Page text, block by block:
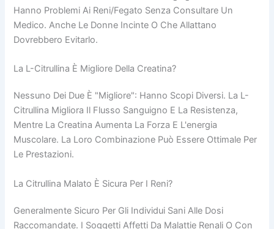
Hanno Problemi Ai Reni/fegato Senza Consultare Un
Medico. Anche Le Donne Incinte O Che Allattano
Dovrebbero Evitarlo.
La L-Citrullina È Migliore Della Creatina?
Nessuno Dei Due È "migliore": Hanno Scopi Diversi. La L-
Citrullina Migliora Il Flusso Sanguigno E La Resistenza,
Mentre La Creatina Aumenta La Forza E L'energia
Muscolare. La Loro Combinazione Può Essere Ottimale Per
Le Prestazioni.
La Citrullina Malato È Sicura Per I Reni?
Generalmente Sicuro Per Gli Individui Sani Alle Dosi
Raccomandate. I Soggetti Affetti Da Malattie Renali O Con